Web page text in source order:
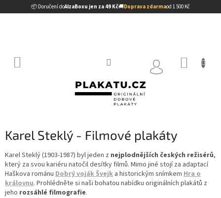
📦 Doručení doAlzaBoxu jen za 49 Kč🚚Doprava zdarmaod 1 500 Kč
na
Karel Steklý - Filmové plakáty
Karel Steklý (1903-1987) byl jeden z nejplodnějších českých režisérů,
který za svou kariéru natočil desítky filmů. Mimo jiné stojí za adaptací
Haškova románu Dobrý voják Švejk a historickým snímkem Hra o
královnu. Prohlédněte si naši bohatou nabídku originálních plakátů z
jeho rozsáhlé filmografie.